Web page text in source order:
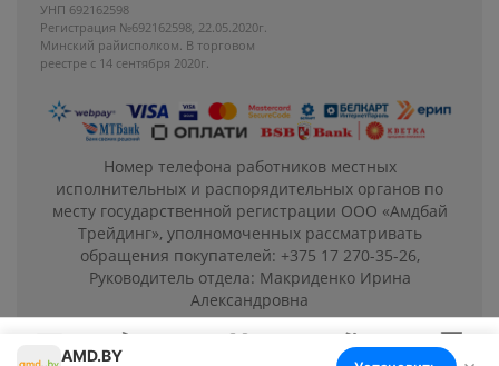
УНП 692162598
Регистрация №692162598, 22.05.2020г.
Минский райисполком. В торговом
реестре с 14 сентября 2020г.
Номер телефона работников местных
исполнительных и распорядительных органов по
месту государственной регистрации ООО «Амдбай
Трейдинг», уполномоченных рассматривать
обращения покупателей: +375 17 270-35-26,
Руководитель отдела: Макриденко Ирина
Александровна
AMD.BY